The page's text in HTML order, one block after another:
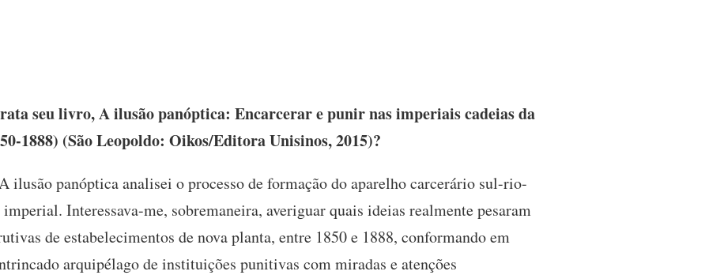
seu livro, A ilusão panóptica: Encarcerar e punir nas imperiais cadeias da
1888) (São Leopoldo: Oikos/Editora Unisinos, 2015)?
ilusão panóptica analisei o processo de formação do aparelho carcerário sul-rio-
Interessava-me, sobremaneira, averiguar quais ideias realmente pesaram
de estabelecimentos de nova planta, entre 1850 e 1888, conformando em
arquipélago de instituições punitivas com miradas e atenções